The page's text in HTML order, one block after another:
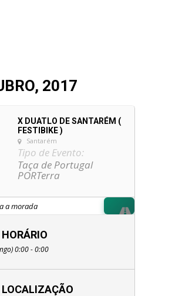
2017
X DUATLO DE SANTARÉM (
FESTIBIKE )
Santarém
Tipo de Evento:
Taça de Portugal
PORTerra
HORÁRIO
0:00 - 0:00
LOCALIZAÇÃO